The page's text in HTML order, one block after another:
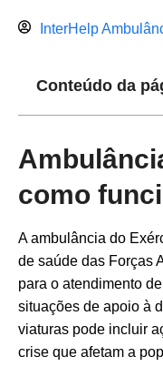
InterHelp
Conteúdo da
como
A ambulância do
de saúde das Forças
para o atendimento
situações de apoio à
viaturas pode incluir
crise que afetam a